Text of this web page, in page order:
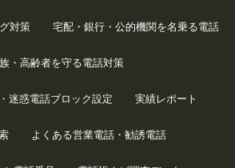
対策 宅配・銀行・公的機関を名乗る電話
・高齢者を守る電話対策
迷惑電話ブロック設定 実績レポート
よくある営業電話・勧誘電話